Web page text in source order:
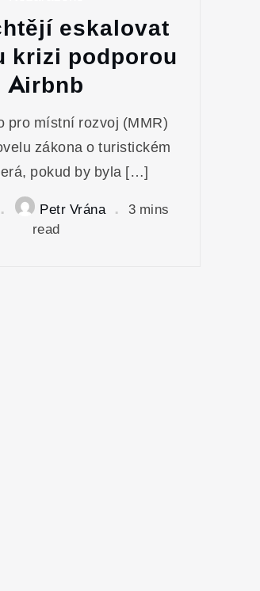
eskalovat
krizi podporou
Airbnb
pro místní rozvoj (MMR)
zákona o turistickém
pokud by byla […]
Petr Vrána
3 mins
read